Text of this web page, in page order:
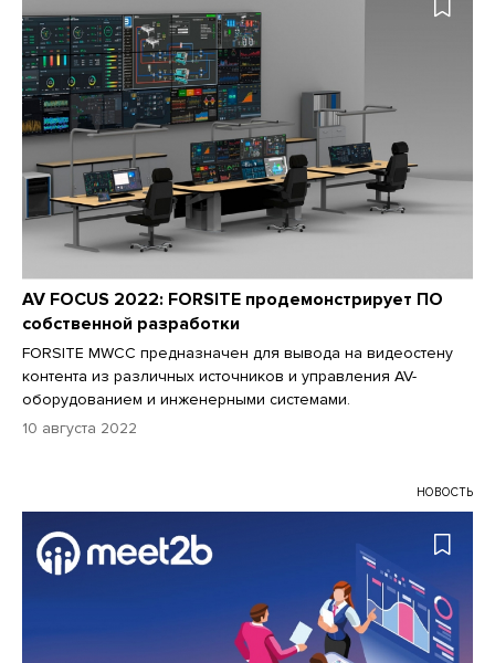
AV FOCUS 2022: FORSITE продемонстрирует ПО
собственной разработки
FORSITE MWCC предназначен для вывода на видеостену
контента из различных источников и управления AV-
оборудованием и инженерными системами.
10 августа 2022
НОВОСТЬ